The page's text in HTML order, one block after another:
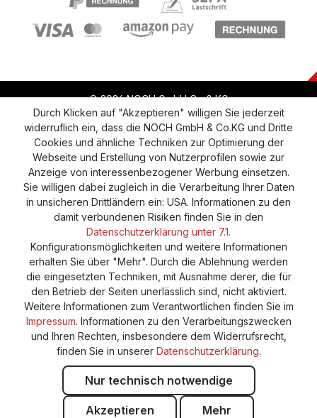
© 2026 NOCH GmbH Co & KG
Vertrag widerrufen Widerruf Datenschutz
Versand und Zahlung AGB
Impressum
Cookie-Einstellungen
Barrierefreiheitserklärung
Durch Klicken auf "Akzeptieren" willigen Sie jederzeit
widerruflich ein, dass die NOCH GmbH & Co.KG und Dritte
Cookies und ähnliche Techniken zur Optimierung der
Webseite und Erstellung von Nutzerprofilen sowie zur
Anzeige von interessenbezogener Werbung einsetzen.
Sie willigen dabei zugleich in die Verarbeitung Ihrer Daten
in unsicheren Drittländern ein: USA. Informationen zu den
damit verbundenen Risiken finden Sie in den
Datenschutzerklärung unter 7.1.
Konfigurationsmöglichkeiten und weitere Informationen
erhalten Sie über "Mehr". Durch die Ablehnung werden
die eingesetzten Techniken, mit Ausnahme derer, die für
den Betrieb der Seiten unerlässlich sind, nicht aktiviert.
Weitere Informationen zum Verantwortlichen finden Sie im
Impressum. Informationen zu den Verarbeitungszwecken
und Ihren Rechten, insbesondere dem Widerrufsrecht,
finden Sie in unserer Datenschutzerklärung.
Nur technisch notwendige
Akzeptieren Mehr